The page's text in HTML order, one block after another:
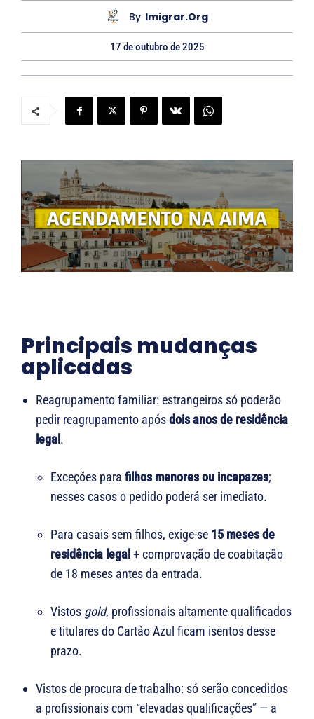
By Imigrar.org
17 de outubro de 2025
Principais mudanças
aplicadas
Reagrupamento familiar: estrangeiros só poderão
pedir reagrupamento apósdois anos de residência
legal.
Exceções para filhos menores ou incapazes;
nesses casos o pedido poderá ser imediato.
Para casais sem filhos, exige-se 15 meses de
residência legal+ comprovação de coabitação
de 18 meses antes da entrada.
Vistos gold, profissionais altamente qualificados
e titulares do Cartão Azul ficam isentos desse
prazo.
Vistos de procura de trabalho: só serão concedidos
a profissionais com “elevadas qualificações” — a